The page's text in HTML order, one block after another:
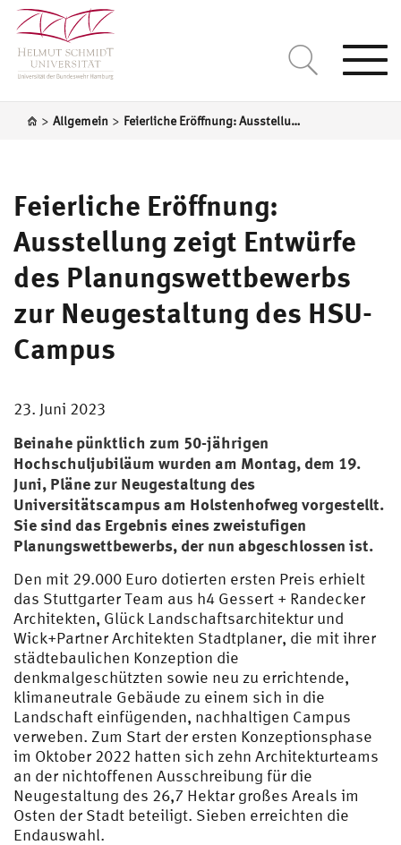
> Allgemein > Feierliche Eröffnung: Ausstellung zeigt Entwürfe des Planungswettbewerbs zur Neugestaltung des HSU-Campus
Feierliche Eröffnung:
Ausstellung zeigt Entwürfe
des Planungswettbewerbs
zur Neugestaltung des HSU-
Campus
23. Juni 2023
Beinahe pünktlich zum 50-jährigen
Hochschuljubiläum wurden am Montag, dem 19.
Juni, Pläne zur Neugestaltung des
Universitätscampus am Holstenhofweg vorgestellt.
Sie sind das Ergebnis eines zweistufigen
Planungswettbewerbs, der nun abgeschlossen ist.
Den mit 29.000 Euro dotierten ersten Preis erhielt
das Stuttgarter Team aus h4 Gessert + Randecker
Architekten, Glück Landschaftsarchitektur und
Wick+Partner Architekten Stadtplaner, die mit ihrer
städtebaulichen Konzeption die
denkmalgeschützten sowie neu zu errichtende,
klimaneutrale Gebäude zu einem sich in die
Landschaft einfügenden, nachhaltigen Campus
verweben. Zum Start der ersten Konzeptionsphase
im Oktober 2022 hatten sich zehn Architekturteams
an der nichtoffenen Ausschreibung für die
Neugestaltung des 26,7 Hektar großes Areals im
Osten der Stadt beteiligt. Sieben erreichten die
Endauswahl.